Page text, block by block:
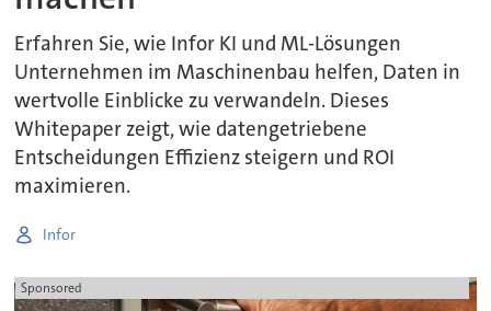
Erfahren Sie, wie Infor KI und ML-Lösungen
Unternehmen im Maschinenbau helfen, Daten in
wertvolle Einblicke zu verwandeln. Dieses
Whitepaper zeigt, wie datengetriebene
Entscheidungen Effizienz steigern und ROI
maximieren.
Infor
Sponsored